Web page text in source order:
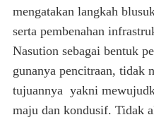
mengatakan langkah
serta pembenahan
Nasution sebagai bentuk
gunanya pencitraan, tidak
tujuannya yakni
maju dan kondusif. Tidak